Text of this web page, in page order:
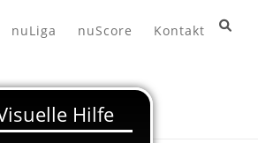
nuLiga nuScore Kontakt